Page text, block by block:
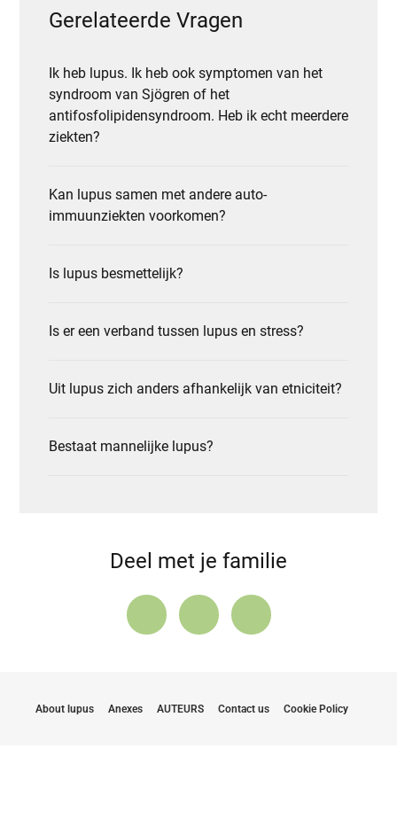
Gerelateerde Vragen
Ik heb lupus. Ik heb ook symptomen van het
syndroom van Sjögren of het
antifosfolipidensyndroom. Heb ik echt meerdere
ziekten?
Kan lupus samen met andere auto-
immuunziekten voorkomen?
Is lupus besmettelijk?
Is er een verband tussen lupus en stress?
Uit lupus zich anders afhankelijk van etniciteit?
Bestaat mannelijke lupus?
Deel met je familie
About lupus Anexes AUTEURS Contact us Cookie Policy